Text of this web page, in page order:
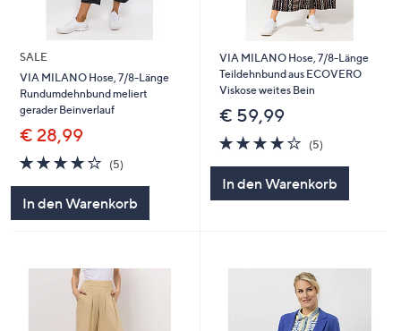
SALE
VIA MILANO Hose, 7/8-Länge
Rundumdehnbund meliert
gerader Beinverlauf
€ 28,99
4.0
von
(5)5
In den Warenkorb
VIA MILANO Hose, 7/8-Länge
Teildehnbund aus ECOVERO
Viskose weites Bein
€ 59,99
4.0
von
(5)5
In den Warenkorb